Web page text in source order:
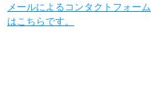
メールによるコンタクトフォーム
はこちらです。